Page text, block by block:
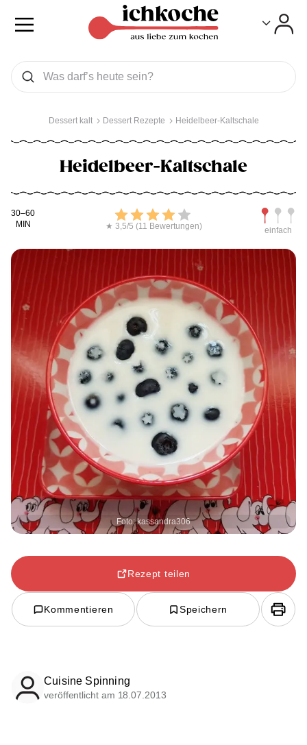
Was wollen Sie suchen
Suchen
Dessert kalt Dessert Rezepte Heidelbeer-Kaltschale
Heidelbeer-Kaltschale
Kochdauer
30–60
MIN
Bewerten
★ 3,5/5 (11 Bewertungen) einfach
Foto: kassandra306
Rezept teilen
Kommentieren Speichern
Cuisine Spinning
veröffentlicht am 18.07.2013